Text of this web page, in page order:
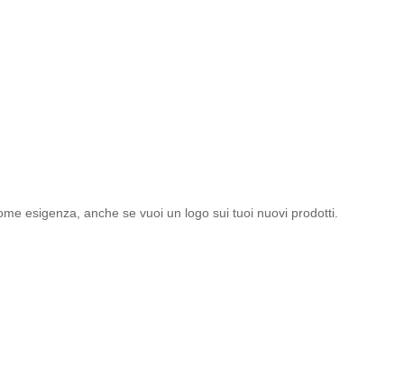
esigenza, anche se vuoi un logo sui tuoi nuovi prodotti.